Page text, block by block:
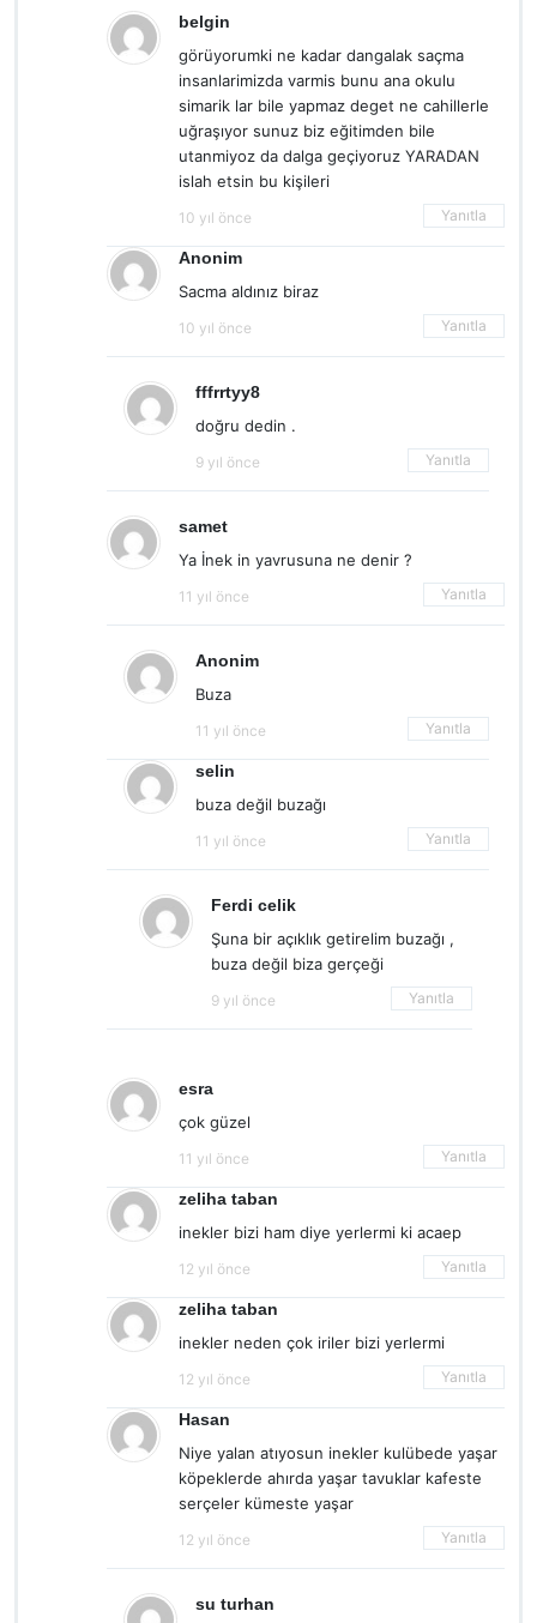
belgin
görüyorumki ne kadar dangalak saçma
insanlarimizda varmis bunu ana okulu
simarik lar bile yapmaz deget ne cahillerle
uğraşıyor sunuz biz eğitimden bile
utanmiyoz da dalga geçiyoruz YARADAN
islah etsin bu kişileri
10 yıl önce Yanıtla
Anonim
Sacma aldınız biraz
10 yıl önce Yanıtla
fffrrtyy8
doğru dedin .
9 yıl önce Yanıtla
samet
Ya İnek in yavrusuna ne denir ?
11 yıl önce Yanıtla
Anonim
Buza
11 yıl önce Yanıtla
selin
buza değil buzağı
11 yıl önce Yanıtla
Ferdi celik
Şuna bir açıklık getirelim buzağı ,
buza değil biza gerçeği
9 yıl önce Yanıtla
esra
çok güzel
11 yıl önce Yanıtla
zeliha taban
inekler bizi ham diye yerlermi ki acaep
12 yıl önce Yanıtla
zeliha taban
inekler neden çok iriler bizi yerlermi
12 yıl önce Yanıtla
Hasan
Niye yalan atıyosun inekler kulübede yaşar
köpeklerde ahırda yaşar tavuklar kafeste
serçeler kümeste yaşar
12 yıl önce Yanıtla
su turhan